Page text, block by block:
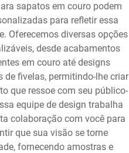
sapatos em couro podem
para refletir essa
Oferecemos diversas opções
desde acabamentos
em couro até designs
de fivelas, permitindo-lhe criar
que ressoe com seu público-
equipe de design trabalha
colaboração com você para
que sua visão se torne
fornecendo amostras e